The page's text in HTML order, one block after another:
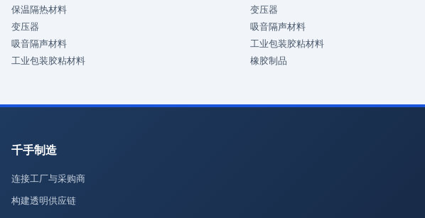
保温隔热材料
变压器
吸音隔声材料
工业包装胶粘材料
变压器
吸音隔声材料
工业包装胶粘材料
橡胶制品
千手制造
连接工厂与采购商
构建透明供应链